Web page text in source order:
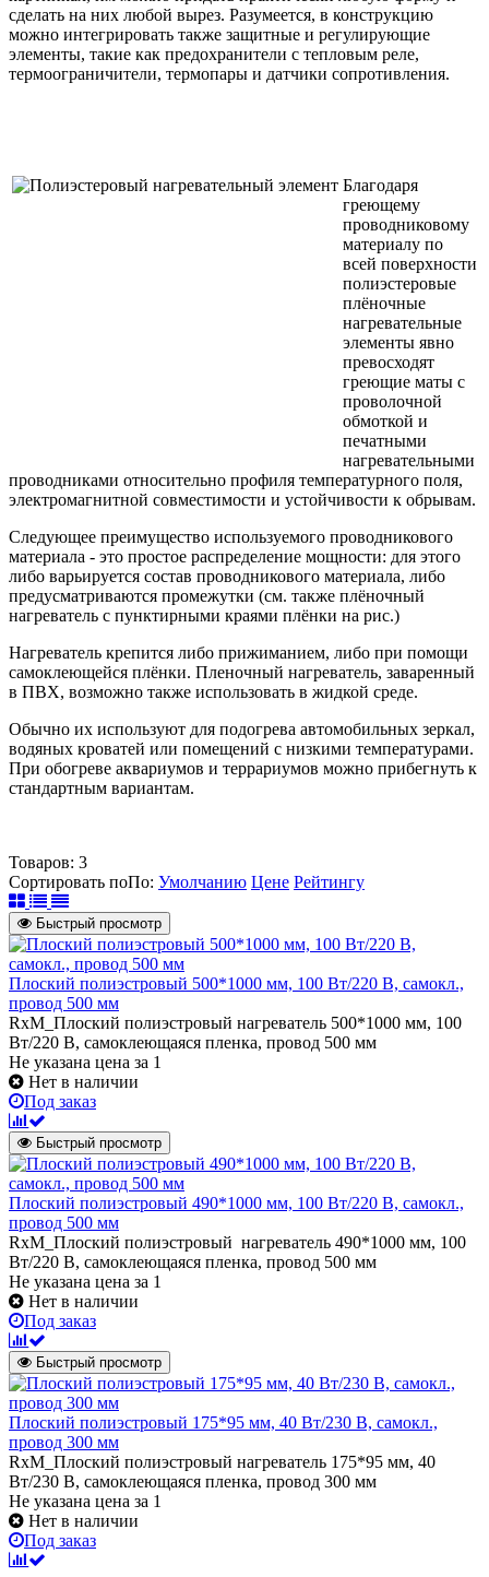
сделать на них любой вырез. Разумеется, в конструкцию
можно интегрировать также защитные и регулирующие
элементы, такие как предохранители с тепловым реле,
термоограничители, термопары и датчики сопротивления.
Благодаря
греющему
проводниковому
материалу по
всей поверхности
полиэстеровые
плёночные
нагревательные
элементы явно
превосходят
греющие маты с
проволочной
обмоткой и
печатными
нагревательными
проводниками относительно профиля температурного поля,
электромагнитной совместимости и устойчивости к обрывам.
Следующее преимущество используемого проводникового
материала - это простое распределение мощности: для этого
либо варьируется состав проводникового материала, либо
предусматриваются промежутки (см. также плёночный
нагреватель с пунктирными краями плёнки на рис.)
Нагреватель крепится либо прижиманием, либо при помощи
самоклеющейся плёнки. Пленочный нагреватель, заваренный
в ПВХ, возможно также использовать в жидкой среде.
Обычно их используют для подогрева автомобильных зеркал,
водяных кроватей или помещений с низкими температурами.
При обогреве аквариумов и террариумов можно прибегнуть к
стандартным вариантам.
Товаров: 3
Сортировать поПо: Умолчанию Цене Рейтингу
Быстрый просмотр
Плоский полиэстровый 500*1000 мм, 100 Вт/220 В, самокл.,
провод 500 мм
RxM_Плоский полиэстровый нагреватель 500*1000 мм, 100
Вт/220 В, самоклеющаяся пленка, провод 500 мм
Не указана цена за 1
Нет в наличии
Под заказ
Быстрый просмотр
Плоский полиэстровый 490*1000 мм, 100 Вт/220 В, самокл.,
провод 500 мм
RxM_Плоский полиэстровый нагреватель 490*1000 мм, 100
Вт/220 В, самоклеющаяся пленка, провод 500 мм
Не указана цена за 1
Нет в наличии
Под заказ
Быстрый просмотр
Плоский полиэстровый 175*95 мм, 40 Вт/230 В, самокл.,
провод 300 мм
RxM_Плоский полиэстровый нагреватель 175*95 мм, 40
Вт/230 В, самоклеющаяся пленка, провод 300 мм
Не указана цена за 1
Нет в наличии
Под заказ